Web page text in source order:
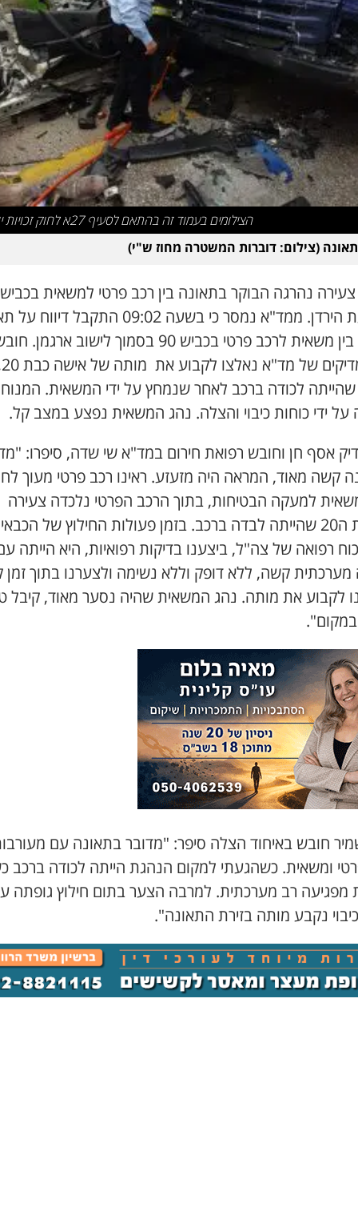
הצילומים בעמוד זה בהתאם לסעיף 27א לחוק זכויות יוצרים
(צילום: דוברות המשטרה מחוז ש"י)
בבקעת הירדן. ממד"א נמסר כי בשעה 09:02 התקבל
דרכים בין משאית לרכב פרטי בכביש 90 בסמוך לישוב
לכודה ברכב לאחר שנמחץ על ידי המשאית.
על ידי כוחות כיבוי והצלה. נהג המשאית נפצע במצב קל.
אסף חן וחובש רפואת חירום במד"א שי שדה, סיפרו:
קשה מאוד, המראה היה מזעזע. ראינו רכב פרטי מעוך
למעקה הבטיחות, בתוך הרכב הפרטי נלכדה צעירה
בשנות ה20 שהייתה לבדה ברכב. בזמן פעולות החילוץ של
כוח רפואה של צה"ל, ביצענו בדיקות רפואיות, היא הייתה
מערכתית קשה, ללא דופק וללא נשימה ולצערנו בתוך זמן
לקבוע את מותה. נהג המשאית שהיה נסער מאוד, קיבל
במקום".
חובש באיחוד הצלה סיפר: "מדובר בתאונה עם
ומשאית. כשהגעתי למקום הנהגת הייתה לכודה ברכב
מפגיעה רב מערכתית. למרבה הצער בתום חילוץ גופתה
כיבוי נקבע מותה בזירת התאונה".